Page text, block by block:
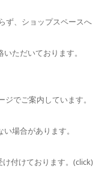
ず、ショップスペースへ
ただいております。
でご案内しています。
場合があります。
付けております。(click)